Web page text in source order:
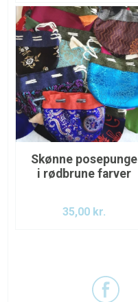
Skønne posepunge
i rødbrune farver
35,00 kr.